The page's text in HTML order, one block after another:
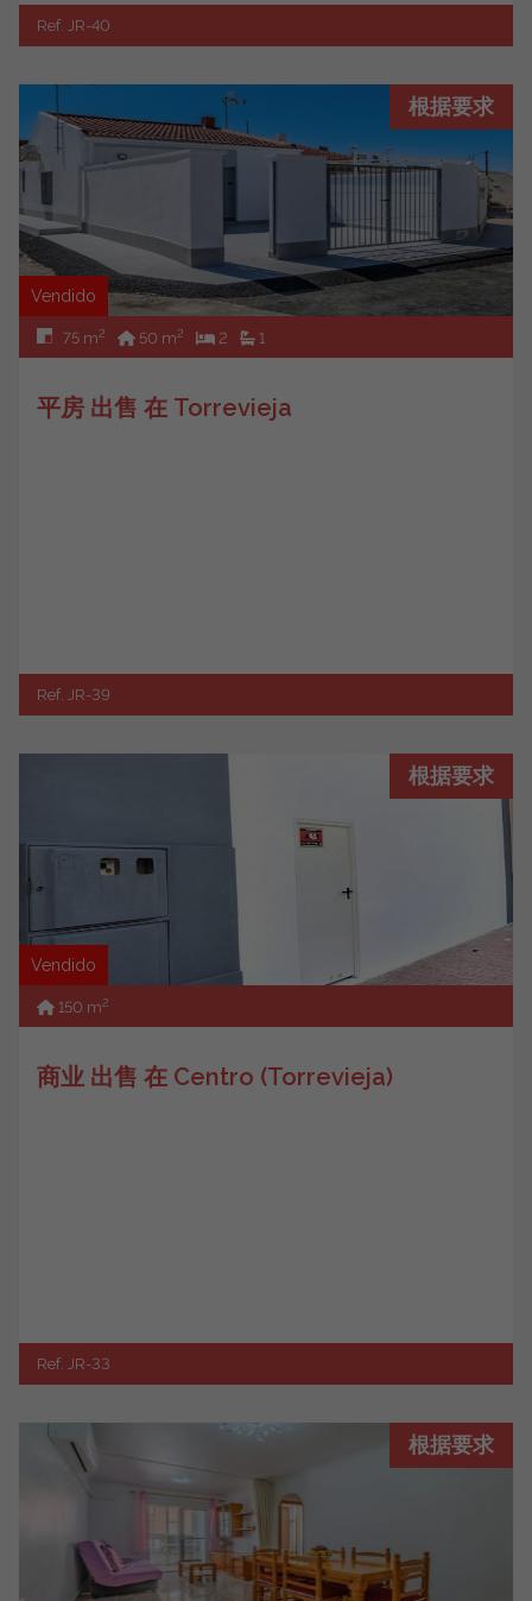
Ref. JR-40
根据要求
Vendido
75 m2 50 m2 2 1
平房 出售 在 Torrevieja
Ref. JR-39
根据要求
Vendido
150 m2
商业 出售 在 Centro (Torrevieja)
Ref. JR-33
根据要求